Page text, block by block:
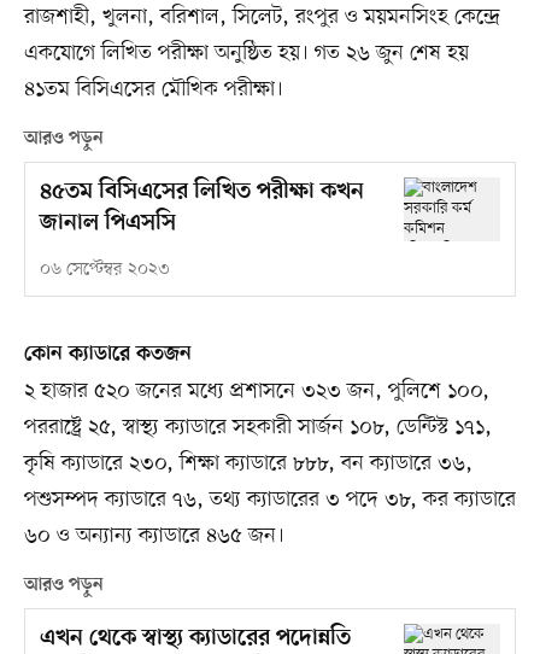
রাজশাহী, খুলনা, বরিশাল, সিলেট, রংপুর ও ময়মনসিংহ কেন্দ্রে
একযোগে লিখিত পরীক্ষা অনুষ্ঠিত হয়। গত ২৬ জুন শেষ হয়
৪১তম বিসিএসের মৌখিক পরীক্ষা।
আরও পড়ুন
৪৫তম বিসিএসের লিখিত পরীক্ষা কখন
জানাল পিএসসি
০৬ সেপ্টেম্বর ২০২৩
কোন ক্যাডারে কতজন
২ হাজার ৫২০ জনের মধ্যে প্রশাসনে ৩২৩ জন, পুলিশে ১০০,
পররাষ্ট্রে ২৫, স্বাস্থ্য ক্যাডারে সহকারী সার্জন ১০৮, ডেন্টিস্ট ১৭১,
কৃষি ক্যাডারে ২৩০, শিক্ষা ক্যাডারে ৮৮৮, বন ক্যাডারে ৩৬,
পশুসম্পদ ক্যাডারে ৭৬, তথ্য ক্যাডারের ৩ পদে ৩৮, কর ক্যাডারে
৬০ ও অন্যান্য ক্যাডারে ৪৬৫ জন।
আরও পড়ুন
এখন থেকে স্বাস্থ্য ক্যাডারের পদোন্নতি